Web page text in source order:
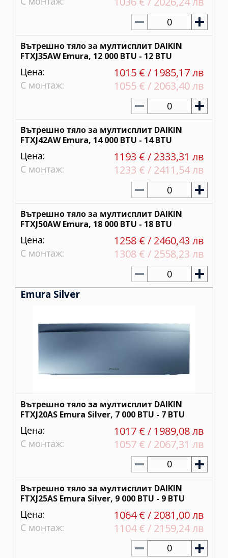
0
Вътрешно тяло за мултисплит DAIKIN
FTXJ35AW Emura, 12 000 BTU - 12 BTU
Цена: 1015 € / 1985,17 лв
С монтаж: 1055 € / 2063,40 лв
0
Вътрешно тяло за мултисплит DAIKIN
FTXJ42AW Emura, 14 000 BTU - 14 BTU
Цена: 1193 € / 2333,31 лв
С монтаж: 1233 € / 2411,54 лв
0
Вътрешно тяло за мултисплит DAIKIN
FTXJ50AW Emura, 18 000 BTU - 18 BTU
Цена: 1258 € / 2460,43 лв
С монтаж: 1308 € / 2558,23 лв
0
Emura Silver
Вътрешно тяло за мултисплит DAIKIN
FTXJ20AS Emura Silver, 7 000 BTU - 7 BTU
Цена: 1017 € / 1989,08 лв
С монтаж: 1057 € / 2067,31 лв
0
Вътрешно тяло за мултисплит DAIKIN
FTXJ25AS Emura Silver, 9 000 BTU - 9 BTU
Цена: 1064 € / 2081,00 лв
С монтаж: 1104 € / 2159,24 лв
0